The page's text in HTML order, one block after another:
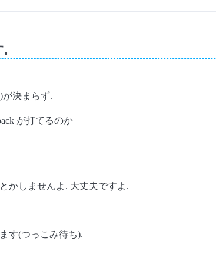
.
が決まらず.
が打てるのか
かしませんよ. 大丈夫ですよ.
す(つっこみ待ち).